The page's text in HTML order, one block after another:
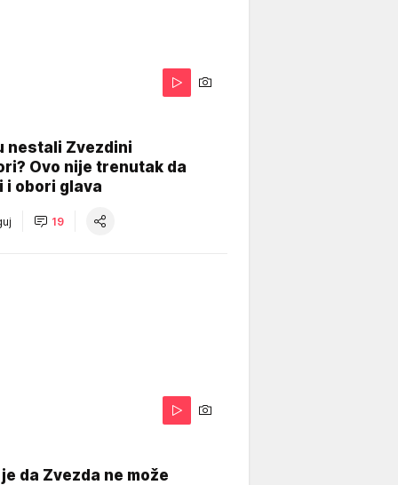
nestali Zvezdini
Ovo nije trenutak da
i obori glava
19
da Zvezda ne može